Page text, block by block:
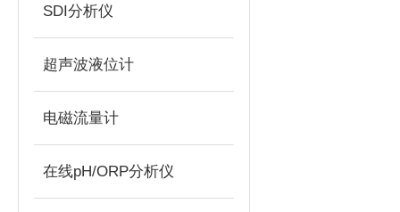
SDI分析仪
超声波液位计
电磁流量计
在线pH/ORP分析仪